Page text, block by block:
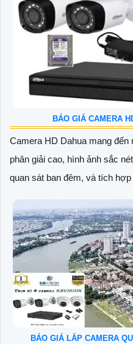
BÁO GIÁ CAMERA
Camera HD Dahua mang
phân giải cao, hình ảnh sắc
quan sát ban đêm, và tích
BÁO GIÁ LẮP CAMERA